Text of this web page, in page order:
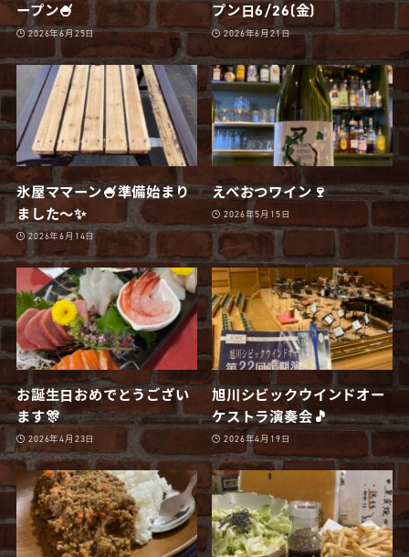
ープン🍧
2026年6月25日
プン日6/26(金)
2026年6月21日
氷屋ママーン🍧準備始まり
ました〜✨
2026年6月14日
えべおつワイン🍷
2026年5月15日
お誕生日おめでとうござい
ます🎊
2026年4月23日
旭川シビックウインドオー
ケストラ演奏会🎵
2026年4月19日